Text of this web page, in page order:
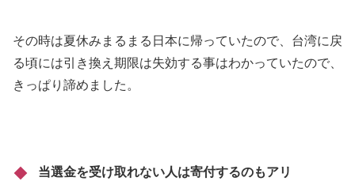
その時は夏休みまるまる日本に帰っていたので、台湾に戻
る頃には引き換え期限は失効する事はわかっていたので、
きっぱり諦めました。
当選金を受け取れない人は寄付するのもアリ